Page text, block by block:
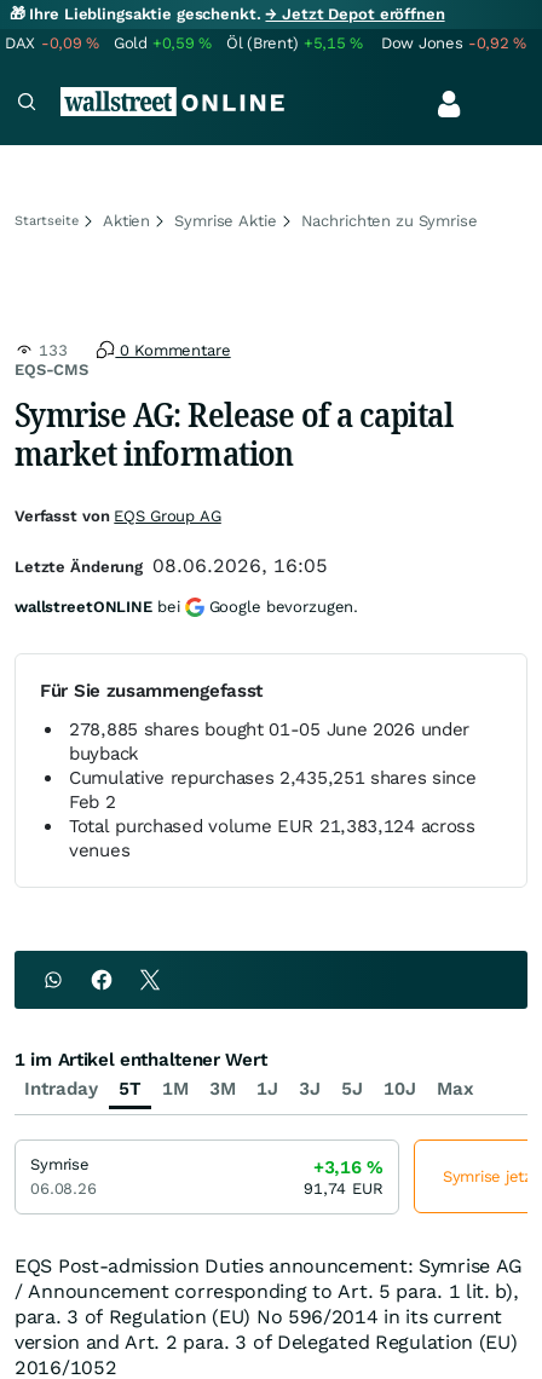
🎁 Ihre Lieblingsaktie geschenkt.→ Jetzt Depot eröffnen
DAX -0,09% Gold +0,59% Öl (Brent) +5,15% Dow Jones -0,92%
Startseite Aktien Symrise Aktie Nachrichten zu Symrise
EQS-CMS
133 0 Kommentare
Symrise AG: Release of a capital
market information
Für Sie zusammengefasst
278,885 shares bought 01-05 June 2026 under
buyback
Cumulative repurchases 2,435,251 shares since
Feb 2
Total purchased volume EUR 21,383,124 across
venues
EQS Post-admission Duties announcement: Symrise AG
/ Announcement corresponding to Art. 5 para. 1 lit. b),
para. 3 of Regulation (EU) No 596/2014 in its current
version and Art. 2 para. 3 of Delegated Regulation (EU)
2016/1052
Verfasst von EQS Group AG
Letzte Änderung 08.06.2026, 16:05
wallstreetONLINE bei Google bevorzugen.
Intraday 5T 1M 3M 1J 3J 5J 10J Max
1 im Artikel enthaltener Wert
Symrise
06.08.26
+3,16%
91,74 EUR
Symrise